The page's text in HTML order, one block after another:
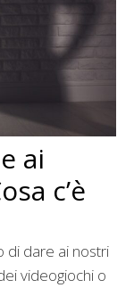
ai
c’è
di dare ai nostri
videogiochi o